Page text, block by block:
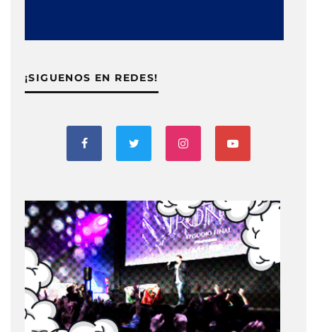
¡SIGUENOS EN REDES!